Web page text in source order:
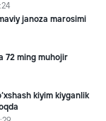
janoza marosimi
72 ming muhojir
kiyim kiyganlik